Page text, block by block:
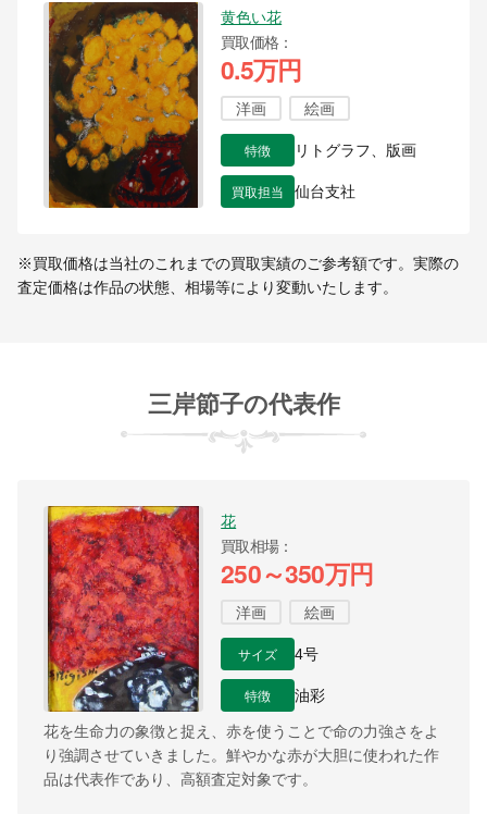
黄色い花
買取価格
0.5万円
洋画 絵画
特徴 リトグラフ、版画
買取担当 仙台支社
※買取価格は当社のこれまでの買取実績のご参考額です。実際の
査定価格は作品の状態、相場等により変動いたします。
三岸節子の代表作
花
買取相場
250～350万円
洋画 絵画
サイズ 4号
特徴 油彩
花を生命力の象徴と捉え、赤を使うことで命の力強さをよ
り強調させていきました。鮮やかな赤が大胆に使われた作
品は代表作であり、高額査定対象です。